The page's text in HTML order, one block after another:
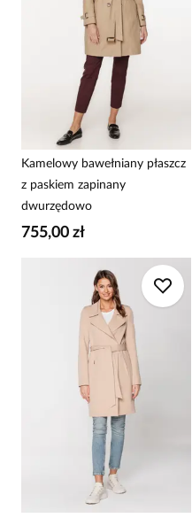
Kamelowy bawełniany płaszcz
z paskiem zapinany
dwurzędowo
755,00 zł